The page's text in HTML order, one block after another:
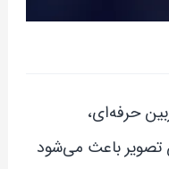
حرفه‌ای،
تصویر باعث می‌شود